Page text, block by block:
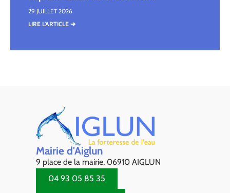
29 JUILLET 2026
LIRE L'ARTICLE ➔
Mairie d'Aiglun
9 place de la mairie, 06910 AIGLUN
04 93 05 85 35